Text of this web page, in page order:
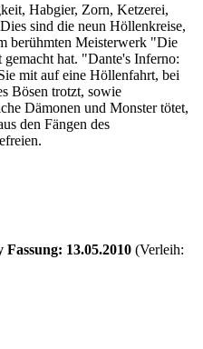
Habgier, Zorn, Ketzerei,
sind die neun Höllenkreise,
berühmten Meisterwerk "Die
hat. "Dante's Inferno:
mit auf eine Höllenfahrt, bei
Bösen trotzt, sowie
Dämonen und Monster tötet,
den Fängen des
13.05.2010 (Verleih: